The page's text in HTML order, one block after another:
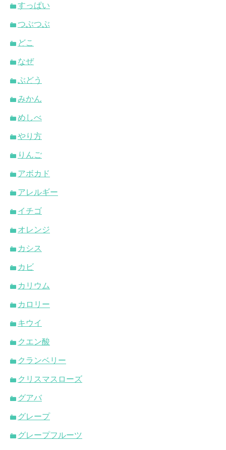
すっぱい
つぶつぶ
どこ
なぜ
ぶどう
みかん
めしべ
やり方
りんご
アボカド
アレルギー
イチゴ
オレンジ
カシス
カビ
カリウム
カロリー
キウイ
クエン酸
クランベリー
クリスマスローズ
グアバ
グレープ
グレープフルーツ